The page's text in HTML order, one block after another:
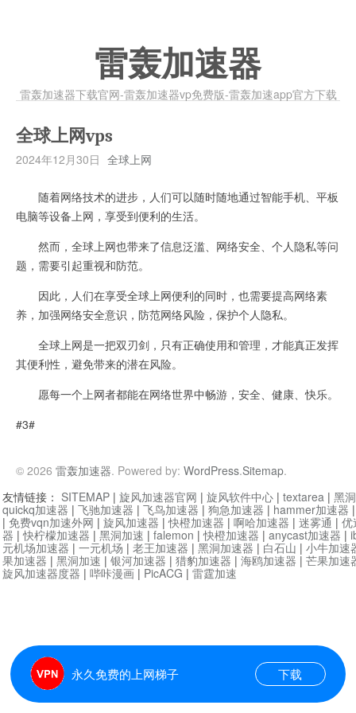
雷轰加速器
雷轰加速器下载官网-雷轰加速器vp免费版-雷轰加速app官方下载
全球上网vps
2024年12月30日 全球上网
随着网络技术的进步，人们可以随时随地通过智能手机、平板
电脑等设备上网，享受到便利的生活。
然而，全球上网也带来了信息泛滥、网络安全、个人隐私等问
题，需要引起重视和防范。
因此，人们在享受全球上网便利的同时，也需要提高网络素
养，加强网络安全意识，防范网络风险，保护个人隐私。
全球上网是一把双刃剑，只有正确使用和管理，才能真正发挥
其便利性，避免带来的潜在风险。
愿每一个上网者都能在网络世界中畅游，安全、健康、快乐。
#3#
© 2026 雷轰加速器. Powered by: WordPress.Sitemap.
永久免费的上网梯子 下载
友情链接： SITEMAP | 旋风加速器官网 | 旋风软件中心 | textarea | 黑
quickq加速器 | 飞驰加速器 | 飞鸟加速器 | 狗急加速器 | hammer加速器
| 免费vqn加速外网 | 旋风加速器 |快橙加速器 | 啊哈加速器 | 迷雾通 | 优
器 |快柠檬加速器 | 黑洞加速 | falemon |快橙加速器 | anycast加速器 |
元机场加速器 | 一元机场 | 老王加速器 | 黑洞加速器 | 白石山 | 小牛加速
果加速器 | 黑洞加速 | 银河加速器 | 猎豹加速器 | 海鸥加速器 | 芒果加速
旋风加速器度器 | 哔咔漫画 | PicACG | 雷霆加速